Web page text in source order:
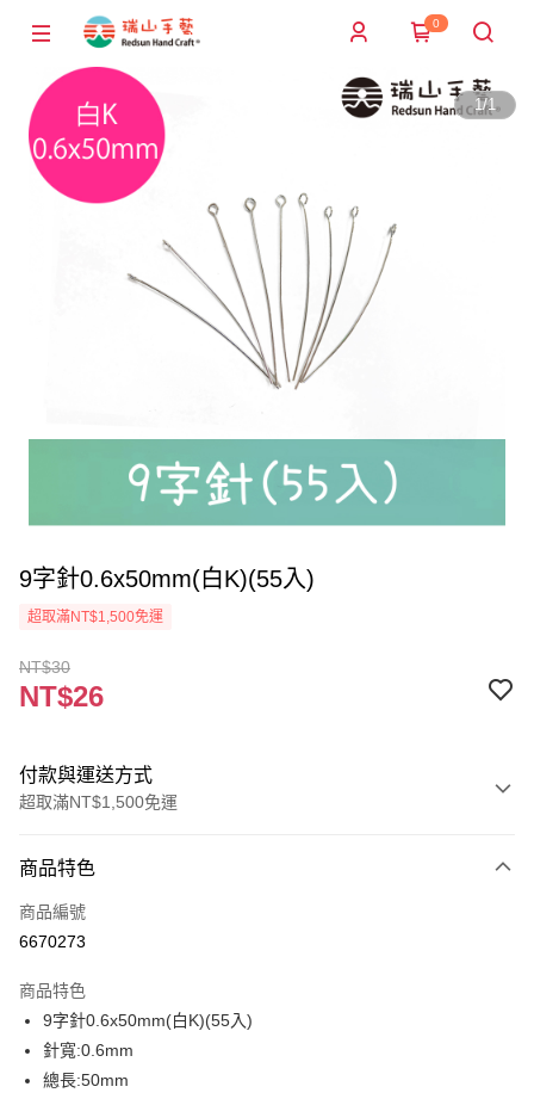
0
1/1
9字針0.6x50mm(白K)(55入)
超取滿NT$1,500免運
NT$30
NT$26
付款與運送方式
超取滿NT$1,500免運
信用卡一次付款
超商取貨付款
街口支付
悠遊付
商品特色
商品編號
6670273
商品特色
9字針0.6x50mm(白K)(55入)
針寬:0.6mm
總長:50mm